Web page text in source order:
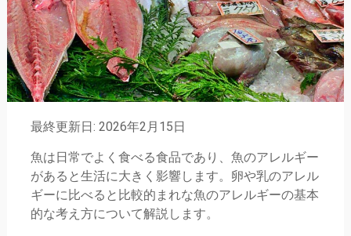
最終更新日: 2026年2月15日
魚は日常でよく食べる食品であり、魚のアレルギー
があると生活に大きく影響します。卵や乳のアレル
ギーに比べると比較的まれな魚のアレルギーの基本
的な考え方について解説します。